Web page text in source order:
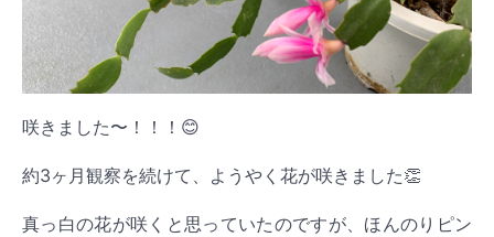
咲きました〜！！！😊
約3ヶ月観察を続けて、ようやく花が咲きました👏
真っ白の花が咲くと思っていたのですが、ほんのりピン